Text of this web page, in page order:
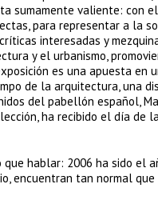
sumamente valiente: con
para representar a la
interesadas y
y el urbanismo,
es una apuesta en
de la arquitectura, una
del pabellón español,
ha recibido el día de
hablar: 2006 ha sido el
encuentran tan normal